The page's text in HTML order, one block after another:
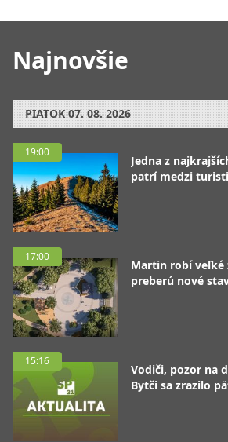
Najnovšie
PIATOK 07. 08. 2026
19:00
Jedna z
patrí medzi
17:00
Martin robí veľké
preberú nové
15:16
Vodiči, pozor na
Bytči sa zrazilo